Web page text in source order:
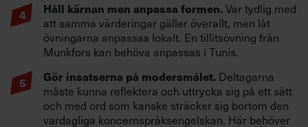
Håll kärnan men anpassa formen.Var tydlig med
att samma värderingar gäller överallt, men låt
övningarna anpassas lokalt. En tillitsövning från
Munkfors kan behöva anpassas i Tunis.
Gör insatserna på modersmålet. Deltagarna
måste kunna reflektera och uttrycka sig på ett sätt
och med ord som kanske sträcker sig bortom den
vardagliga koncernspråksengelskan. Här behöver